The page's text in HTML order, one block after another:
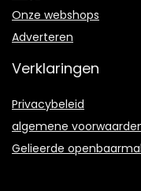
Onze webshops
Adverteren
Verklaringen
Privacybeleid
algemene
Gelieerde